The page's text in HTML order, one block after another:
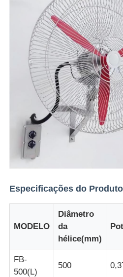
Especificações do Produto
MODELO
Diâmetro
da
hélice(mm)
FB-
500(L)
500